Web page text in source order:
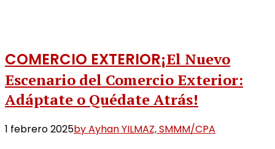
COMERCIO EXTERIOR¡El Nuevo
Escenario del Comercio Exterior:
Adáptate o Quédate Atrás!
1 febrero 2025by Ayhan YILMAZ, SMMM/CPA